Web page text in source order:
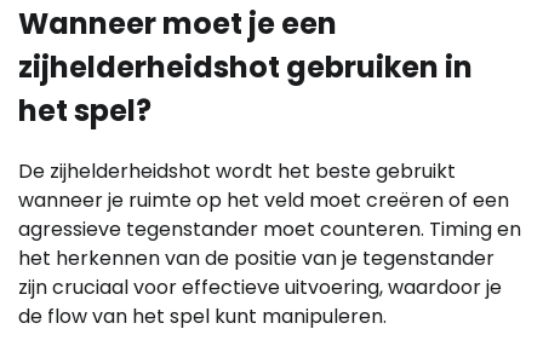
Wanneer moet je een
zijhelderheidshot gebruiken in
het spel?
De zijhelderheidshot wordt het beste gebruikt
wanneer je ruimte op het veld moet creëren of een
agressieve tegenstander moet counteren. Timing en
het herkennen van de positie van je tegenstander
zijn cruciaal voor effectieve uitvoering, waardoor je
de flow van het spel kunt manipuleren.